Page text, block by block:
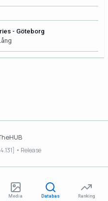
- Göteborg
Media Databas Ranking
• Release